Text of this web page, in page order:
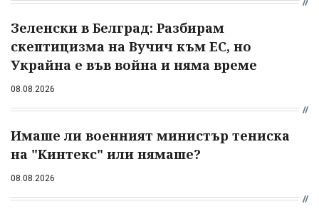
Зеленски в Белград: Разбирам
скептицизма на Вучич към ЕС, но
Украйна е във война и няма време
08.08.2026
Имаше ли военният министър тениска
на "Кинтекс" или нямаше?
08.08.2026